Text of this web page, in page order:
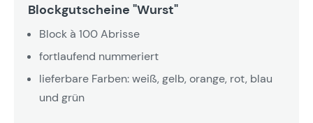
Blockgutscheine "Wurst"
Block à 100 Abrisse
fortlaufend nummeriert
lieferbare Farben: weiß, gelb, orange, rot, blau
und grün